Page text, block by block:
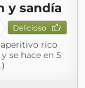
y sandía
Delicioso
rico
se hace en 5